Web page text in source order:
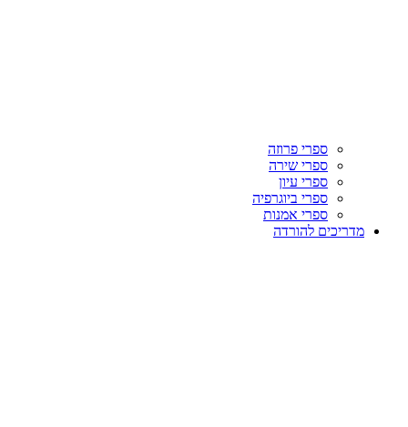
ספרי פרוזה
ספרי שירה
ספרי עיון
ספרי ביוגרפיה
ספרי אמנות
מדריכים להורדה